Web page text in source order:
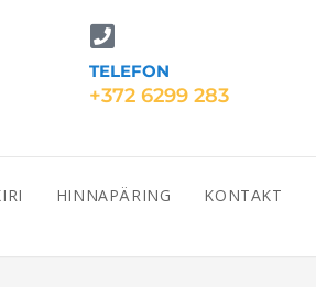
TELEFON
+372 6299 283
HINNAPÄRING KONTAKT